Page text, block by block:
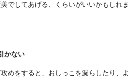
でしてあげる、くらいがいいかもしれま
かない
めをすると、おしっこを漏らしたり、よ